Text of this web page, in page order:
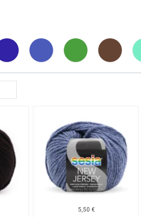
5,50€